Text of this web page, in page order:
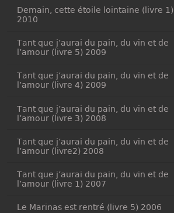
Demain, cette étoile lointaine (livre 1)
2010
Tant que j’aurai du pain, du vin et de
l’amour (livre 5) 2009
Tant que j’aurai du pain, du vin et de
l’amour (livre 4) 2009
Tant que j’aurai du pain, du vin et de
l’amour (livre 3) 2008
Tant que j’aurai du pain, du vin et de
l’amour (livre2) 2008
Tant que j’aurai du pain, du vin et de
l’amour (livre 1) 2007
Le Marinas est rentré (livre 5) 2006